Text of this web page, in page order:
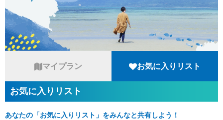
マイプラン お気に入りリスト
お気に入りリスト
あなたの「お気に入りリスト」をみんなと共有しよう！